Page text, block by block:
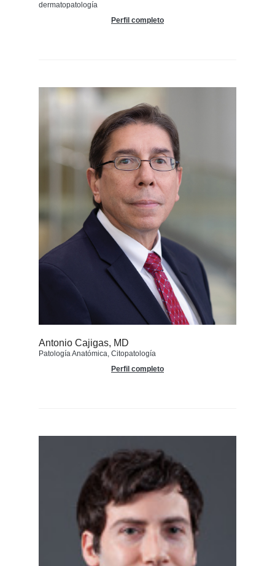
dermatopatología
Perfil completo
Antonio Cajigas, MD
Patología Anatómica, Citopatología
Perfil completo